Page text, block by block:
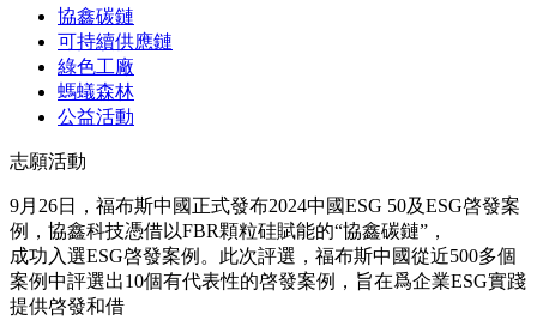
協鑫碳鏈
可持續供應鏈
綠色工廠
螞蟻森林
公益活動
志願活動
9月26日，福布斯中國正式發布2024中國ESG 50及ESG啓發案
例，協鑫科技憑借以FBR顆粒硅賦能的“協鑫碳鏈”，
成功入選ESG啓發案例。此次評選，福布斯中國從近500多個
案例中評選出10個有代表性的啓發案例，旨在爲企業ESG實踐
提供啓發和借